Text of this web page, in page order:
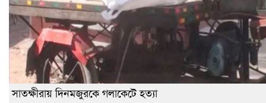
সাতক্ষীরায় দিনমজুরকে গলাকেটে হত্যা